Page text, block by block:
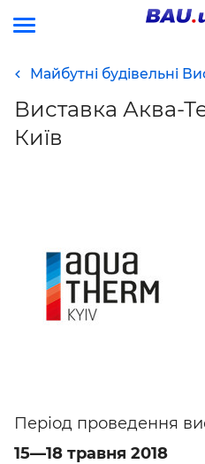
Майбутні будівельні
Виставка Аква-
Київ
Період проведення
15—18 травня 2018